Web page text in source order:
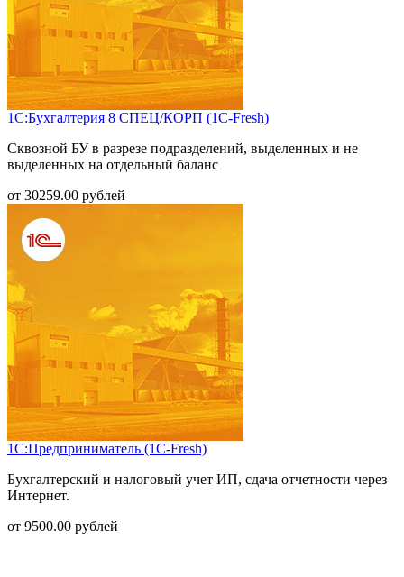
1С:Бухгалтерия 8 СПЕЦ/КОРП (1С-Fresh)
Сквозной БУ в разрезе подразделений, выделенных и не
выделенных на отдельный баланс
от 30259.00 рублей
1С:Предприниматель (1С-Fresh)
Бухгалтерский и налоговый учет ИП, сдача отчетности через
Интернет.
от 9500.00 рублей